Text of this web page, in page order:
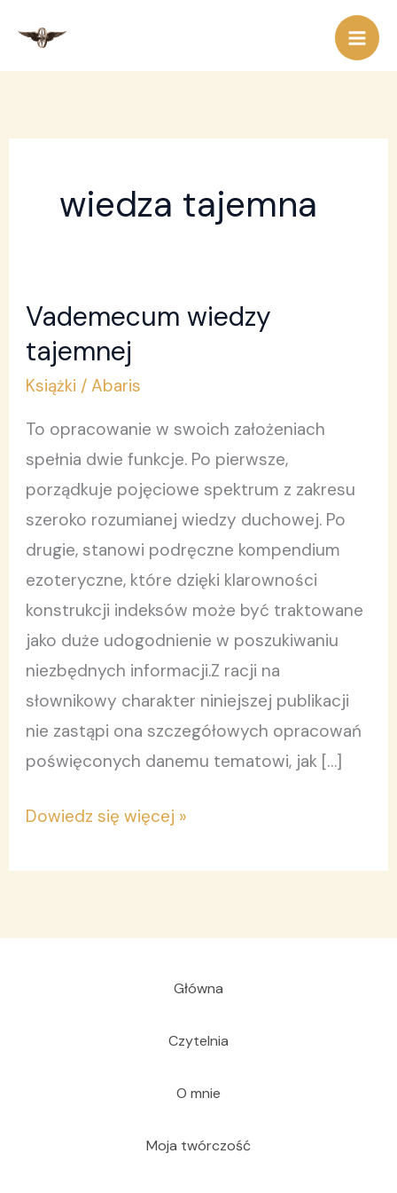
treści
wiedza tajemna
Vademecum wiedzy
tajemnej
Książki /Abaris
To opracowanie w swoich założeniach
spełnia dwie funkcje. Po pierwsze,
porządkuje pojęciowe spektrum z zakresu
szeroko rozumianej wiedzy duchowej. Po
drugie, stanowi podręczne kompendium
ezoteryczne, które dzięki klarowności
konstrukcji indeksów może być traktowane
jako duże udogodnienie w poszukiwaniu
niezbędnych informacji.Z racji na
słownikowy charakter niniejszej publikacji
nie zastąpi ona szczegółowych opracowań
poświęconych danemu tematowi, jak […]
Vademecum
wiedzy
tajemnej
Dowiedz się więcej »
Główna
Czytelnia
O mnie
Moja twórczość